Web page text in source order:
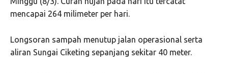
mencapai 264 milimeter per hari.
Longsoran sampah menutup jalan operasional serta
aliran Sungai Ciketing sepanjang sekitar 40 meter.